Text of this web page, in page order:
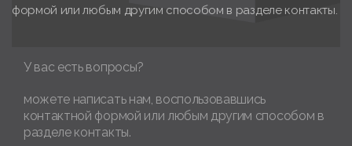
формой или любым другим способом в разделе контакты.
У вас есть вопросы?
можете написать нам, воспользовавшись
контактной формой или любым другим способом в
разделе контакты.